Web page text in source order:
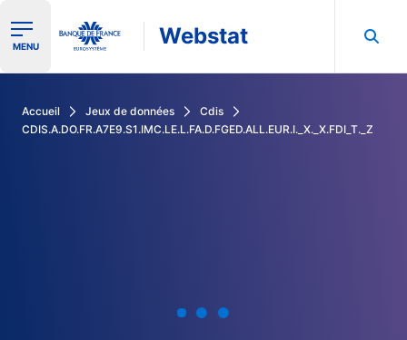
Ouvrir le menu de navigation
MENU Webstat
Accueil Jeux de données
Cdis
CDIS.A.DO.FR.A7E9.S1.IMC.LE.L.FA.D.FGED.ALL.EUR.I._X._X.FDI_T._Z